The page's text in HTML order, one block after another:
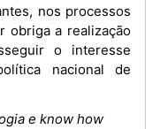
obriga a realização
o interesse
nacional de
e know how